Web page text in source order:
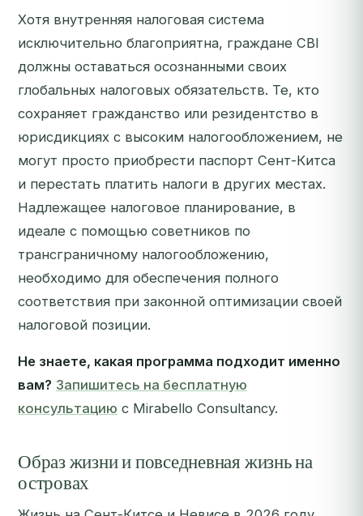
Хотя внутренняя налоговая система
исключительно благоприятна, граждане CBI
должны оставаться осознанными своих
глобальных налоговых обязательств. Те, кто
сохраняет гражданство или резидентство в
юрисдикциях с высоким налогообложением, не
могут просто приобрести паспорт Сент-Китса
и перестать платить налоги в других местах.
Надлежащее налоговое планирование, в
идеале с помощью советников по
трансграничному налогообложению,
необходимо для обеспечения полного
соответствия при законной оптимизации своей
налоговой позиции.
Не знаете, какая программа подходит именно
вам? Запишитесь на бесплатную
консультацию с Mirabello Consultancy.
Образ жизни и повседневная жизнь на
островах